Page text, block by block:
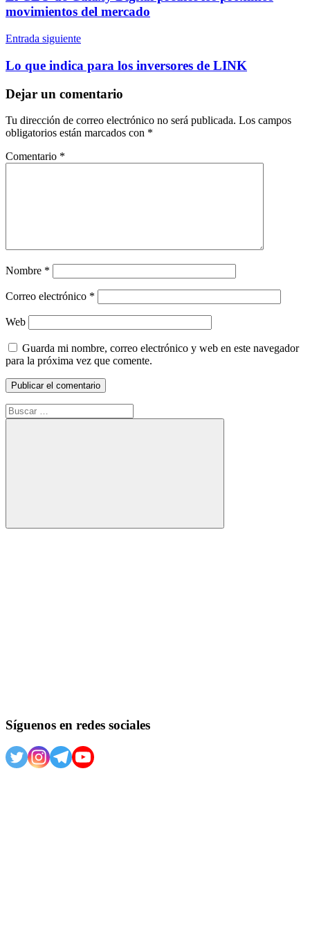
entradas
movimientos del mercado
Entrada siguiente
Lo que indica para los inversores de LINK
Dejar un comentario
Tu dirección de correo electrónico no será publicada. Los campos
obligatorios están marcados con *
Comentario *
Nombre *
Correo electrónico *
Web
Guarda mi nombre, correo electrónico y web en este navegador
para la próxima vez que comente.
Buscar:
Buscar
Síguenos en redes sociales